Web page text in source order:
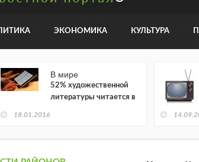
ЭКОНОМИКА КУЛЬТУРА
В мире
52% художественной
литературы читается в
18.01.2016